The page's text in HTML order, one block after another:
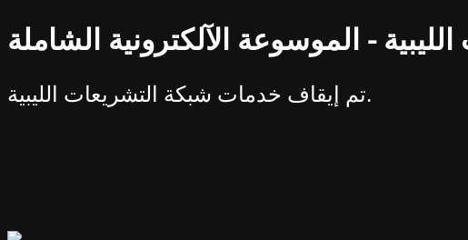
- الموسوعة الآلكترونية الشاملة
تم إيقاف خدمات شبكة التشريعات الليبية.